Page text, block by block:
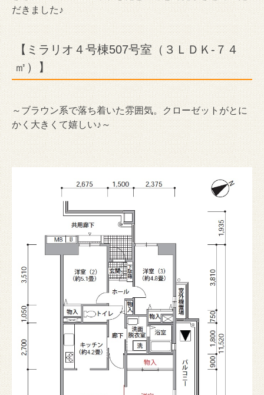
だきました♪
【ミラリオ４号棟507号室（３ＬＤＫ-７４
㎡）】
～ブラウン系で落ち着いた雰囲気。クローゼットがとに
かく大きくて嬉しい♪～